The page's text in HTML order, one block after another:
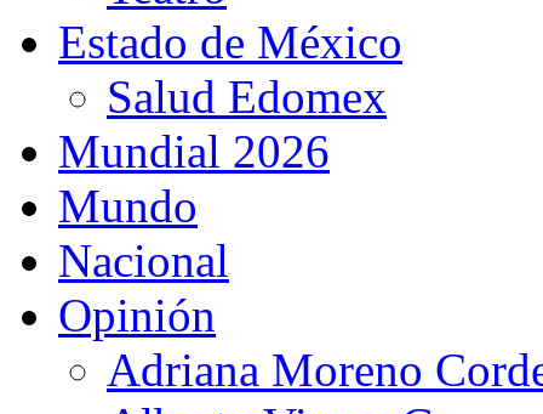
Estado de México
Salud Edomex
Mundial 2026
Mundo
Nacional
Opinión
Adriana Moreno